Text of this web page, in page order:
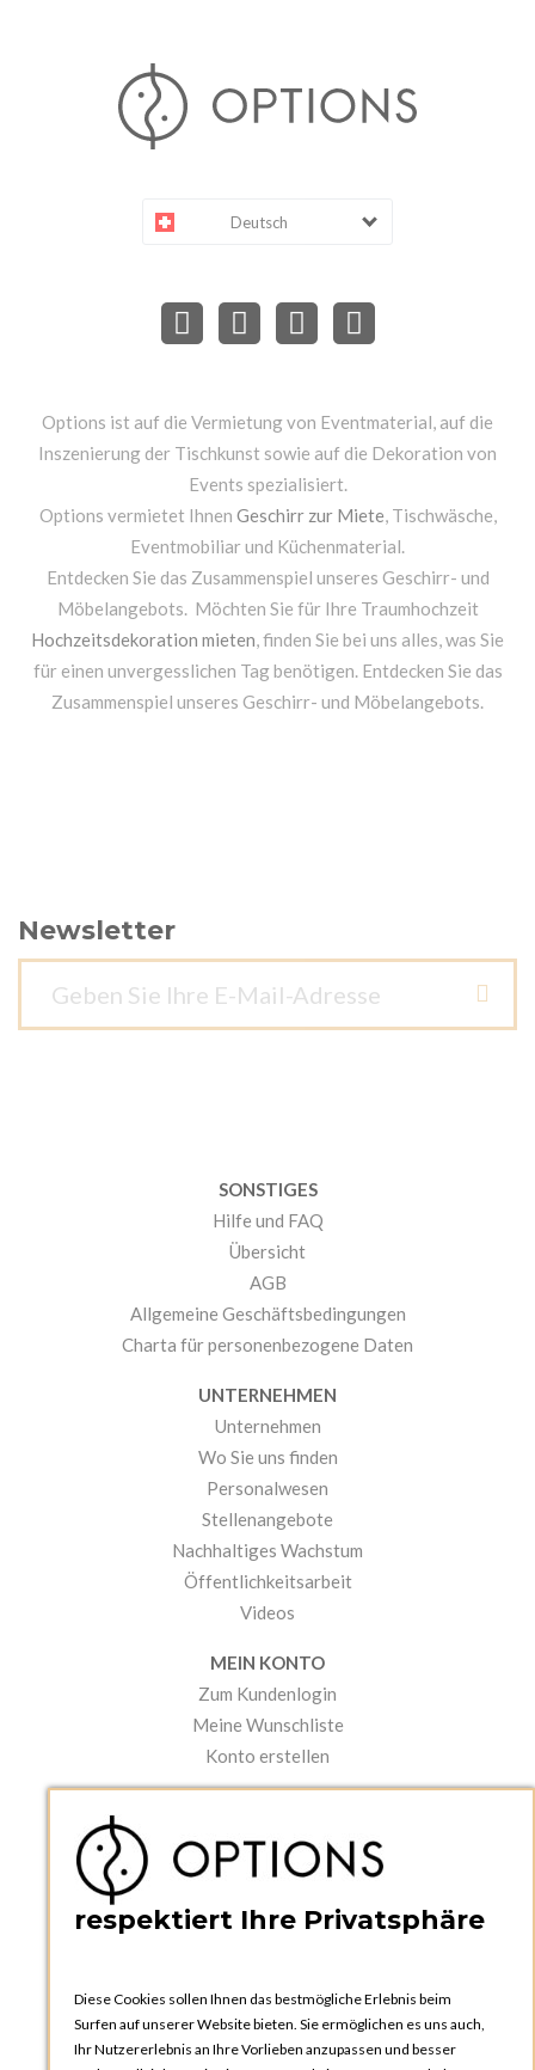
Deutsch
Options ist auf die Vermietung von Eventmaterial, auf die
Inszenierung der Tischkunst sowie auf die Dekoration von
Events spezialisiert.
Options vermietet Ihnen Geschirr zur Miete, Tischwäsche,
Eventmobiliar und Küchenmaterial.
Entdecken Sie das Zusammenspiel unseres Geschirr- und
Möbelangebots. Möchten Sie für Ihre Traumhochzeit
Hochzeitsdekoration mieten, finden Sie bei uns alles, was Sie
für einen unvergesslichen Tag benötigen. Entdecken Sie das
Zusammenspiel unseres Geschirr- und Möbelangebots.
Newsletter
SONSTIGES
Hilfe und FAQ
Übersicht
AGB
Allgemeine Geschäftsbedingungen
Charta für personenbezogene Daten
UNTERNEHMEN
Unternehmen
Wo Sie uns finden
Personalwesen
Stellenangebote
Nachhaltiges Wachstum
Öffentlichkeitsarbeit
Videos
MEIN KONTO
Zum Kundenlogin
Meine Wunschliste
Konto erstellen
Kataloge und Bestellschein
Bedienungsanleitungen
respektiert Ihre Privatsphäre
Diese Cookies sollen Ihnen das bestmögliche Erlebnis beim
Surfen auf unserer Website bieten. Sie ermöglichen es uns auch,
Ihr Nutzererlebnis an Ihre Vorlieben anzupassen und besser